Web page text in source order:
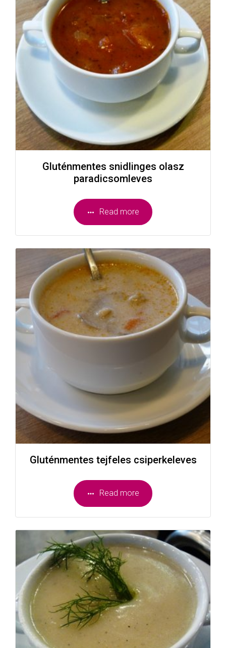
Gluténmentes snidlinges olasz
paradicsomleves
Read more
Gluténmentes tejfeles csiperkeleves
Read more